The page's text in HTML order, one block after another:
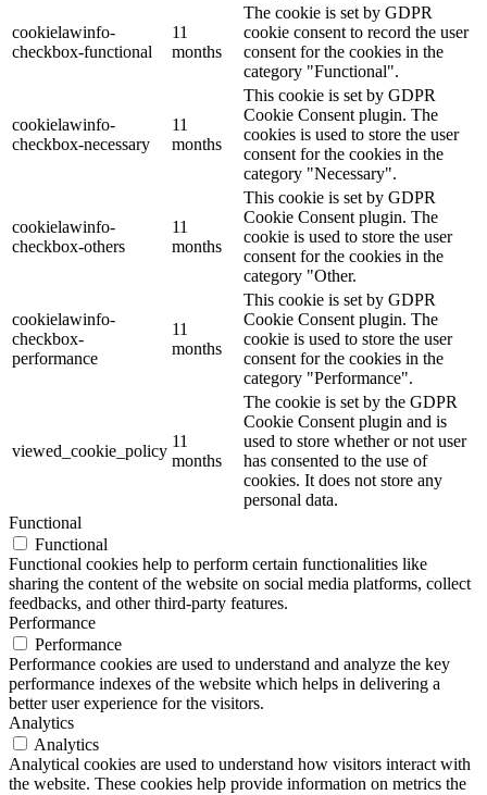
cookielawinfo-
checkbox-functional
11
months
The cookie is set by GDPR
cookie consent to record the user
consent for the cookies in the
category "Functional".
cookielawinfo-
checkbox-necessary
11
months
This cookie is set by GDPR
Cookie Consent plugin. The
cookies is used to store the user
consent for the cookies in the
category "Necessary".
cookielawinfo-
checkbox-others
11
months
This cookie is set by GDPR
Cookie Consent plugin. The
cookie is used to store the user
consent for the cookies in the
category "Other.
cookielawinfo-
checkbox-
performance
11
months
This cookie is set by GDPR
Cookie Consent plugin. The
cookie is used to store the user
consent for the cookies in the
category "Performance".
viewed_cookie_policy
11
months
The cookie is set by the GDPR
Cookie Consent plugin and is
used to store whether or not user
has consented to the use of
cookies. It does not store any
personal data.
Functional
Functional
Functional cookies help to perform certain functionalities like
sharing the content of the website on social media platforms, collect
feedbacks, and other third-party features.
Performance
Performance
Performance cookies are used to understand and analyze the key
performance indexes of the website which helps in delivering a
better user experience for the visitors.
Analytics
Analytics
Analytical cookies are used to understand how visitors interact with
the website. These cookies help provide information on metrics the